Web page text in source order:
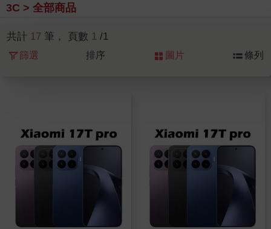
3C > 全部商品
共計 17 筆， 頁數 1 /1
篩選 排序 圖片 條列